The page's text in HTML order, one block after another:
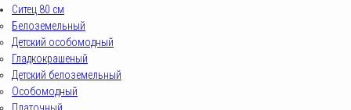
Ситец 80 см
Белоземельный
Детский особомодный
Гладкокрашеный
Детский белоземельный
Особомодный